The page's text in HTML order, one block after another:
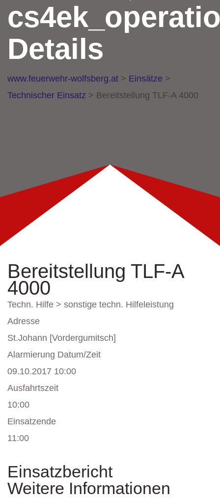
Details
www.feuerwehr-wolfsberg.at > Einsätze >
Technischer Einsatz > Bereitstellung TLF-A 4000
Bereitstellung TLF-A
4000
Techn. Hilfe > sonstige techn. Hilfeleistung
Adresse
St.Johann [Vordergumitsch]
Alarmierung Datum/Zeit
09.10.2017 10:00
Ausfahrtszeit
10:00
Einsatzende
11:00
Einsatzbericht
Weitere Informationen